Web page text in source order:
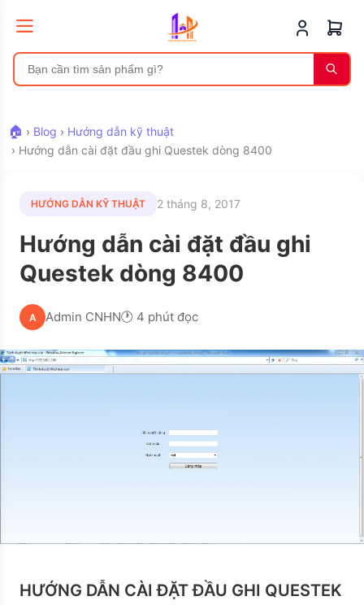
🏠 › Blog › Hướng dẫn kỹ thuật
› Hướng dẫn cài đặt đầu ghi Questek dòng 8400
HƯỚNG DẪN KỸ THUẬT 2 tháng 8, 2017
Hướng dẫn cài đặt đầu ghi
Questek dòng 8400
A Admin CNHN🕐 4 phút đọc
HƯỚNG DẪN CÀI ĐẶT ĐẦU GHI QUESTEK